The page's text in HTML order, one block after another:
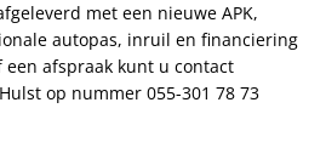
met een nieuwe APK,
autopas, inruil en financiering
een afspraak kunt u contact
op nummer 055-301 78 73